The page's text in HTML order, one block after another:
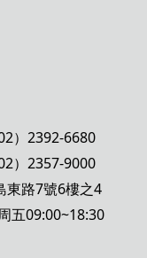
）2392-6680
）2357-9000
東路7號6樓之4
五09:00~18:30